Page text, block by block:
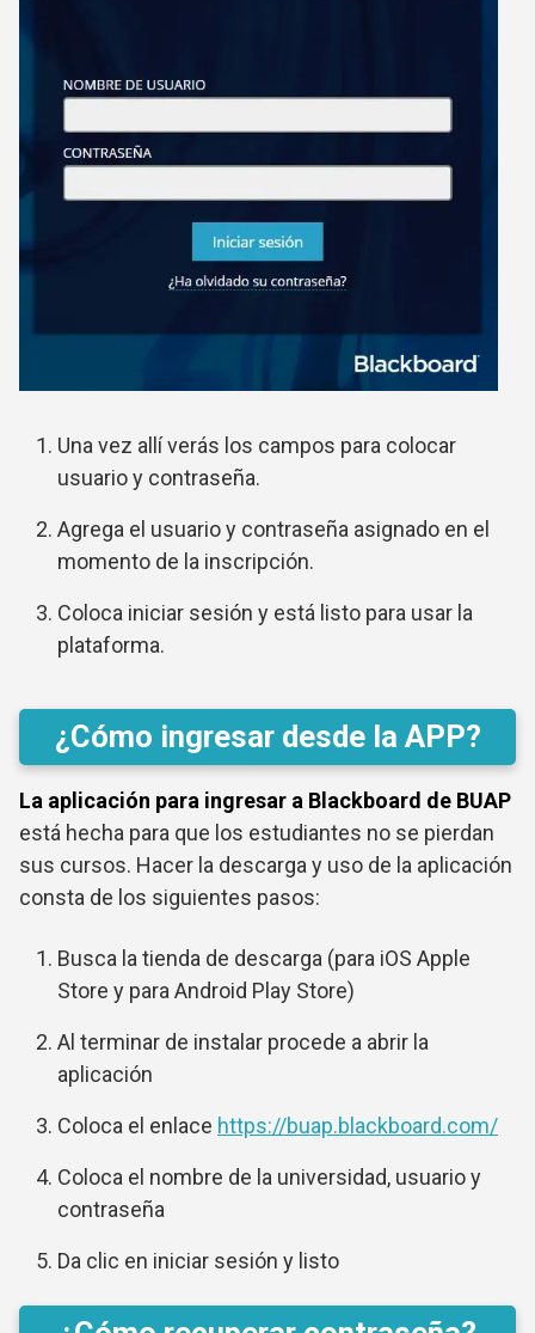
Una vez allí verás los campos para colocar
usuario y contraseña.
Agrega el usuario y contraseña asignado en el
momento de la inscripción.
Coloca iniciar sesión y está listo para usar la
plataforma.
¿Cómo ingresar desde la APP?
La aplicación para ingresar a Blackboard de BUAP
está hecha para que los estudiantes no se pierdan
sus cursos. Hacer la descarga y uso de la aplicación
consta de los siguientes pasos:
Busca la tienda de descarga (para iOS Apple
Store y para Android Play Store)
Al terminar de instalar procede a abrir la
aplicación
Coloca el enlace https://buap.blackboard.com/
Coloca el nombre de la universidad, usuario y
contraseña
Da clic en iniciar sesión y listo